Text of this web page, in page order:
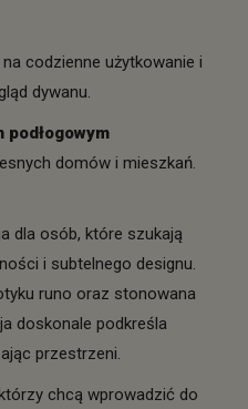
codzienne użytkowanie i
dywanu.
domów i mieszkań.
dla osób, które szukają
i subtelnego designu.
runo oraz stonowana
doskonale podkreśla
przestrzeni.
chcą wprowadzić do